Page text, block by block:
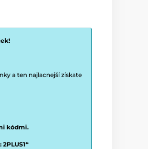
a ten najlacnejší získate
kódmi.